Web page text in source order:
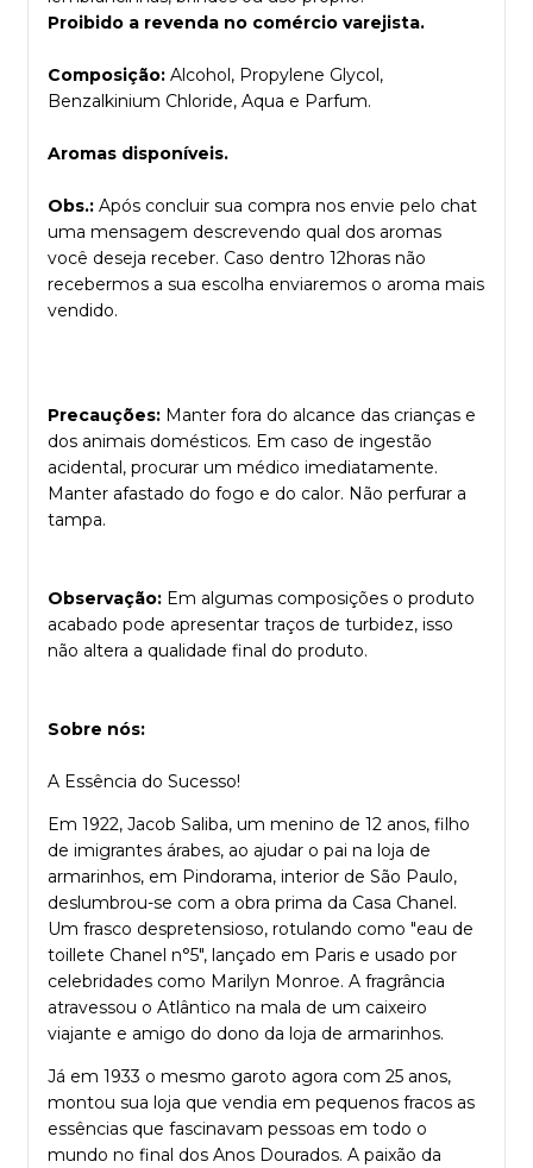
Proibido a revenda no comércio varejista.
Composição: Alcohol, Propylene Glycol,
Benzalkinium Chloride, Aqua e Parfum.
Aromas disponíveis.
Obs.: Após concluir sua compra nos envie pelo chat
uma mensagem descrevendo qual dos aromas
você deseja receber. Caso dentro 12horas não
recebermos a sua escolha enviaremos o aroma mais
vendido.
Precauções: Manter fora do alcance das crianças e
dos animais domésticos. Em caso de ingestão
acidental, procurar um médico imediatamente.
Manter afastado do fogo e do calor. Não perfurar a
tampa.
Observação: Em algumas composições o produto
acabado pode apresentar traços de turbidez, isso
não altera a qualidade final do produto.
Sobre nós:
A Essência do Sucesso!
Em 1922, Jacob Saliba, um menino de 12 anos, filho
de imigrantes árabes, ao ajudar o pai na loja de
armarinhos, em Pindorama, interior de São Paulo,
deslumbrou-se com a obra prima da Casa Chanel.
Um frasco despretensioso, rotulando como "eau de
toillete Chanel n°5", lançado em Paris e usado por
celebridades como Marilyn Monroe. A fragrância
atravessou o Atlântico na mala de um caixeiro
viajante e amigo do dono da loja de armarinhos.
Já em 1933 o mesmo garoto agora com 25 anos,
montou sua loja que vendia em pequenos fracos as
essências que fascinavam pessoas em todo o
mundo no final dos Anos Dourados. A paixão da